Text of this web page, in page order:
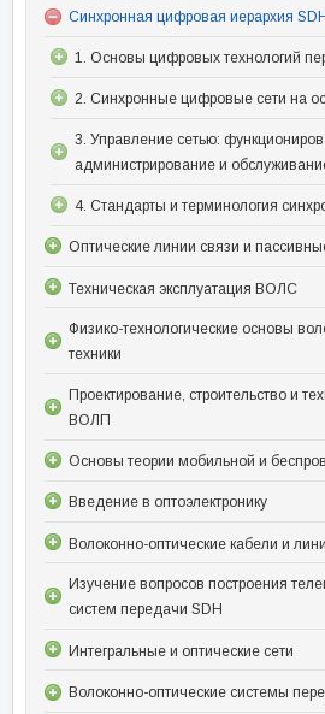
Синхронная цифровая иерархия
1. Основы цифровых технологий
2. Синхронные цифровые сети на
3. Управление сетью:
администрирование и
4. Стандарты и терминология
Оптические линии связи и
Техническая эксплуатация ВОЛС
Физико-технологические основы
техники
Проектирование, строительство и
ВОЛП
Основы теории мобильной и
Введение в оптоэлектронику
Волоконно-оптические кабели и
Изучение вопросов построения
систем передачи SDH
Интегральные и оптические сети
Волоконно-оптические системы